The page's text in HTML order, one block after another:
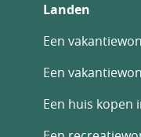
Landen
Een
Een
Een huis kopen